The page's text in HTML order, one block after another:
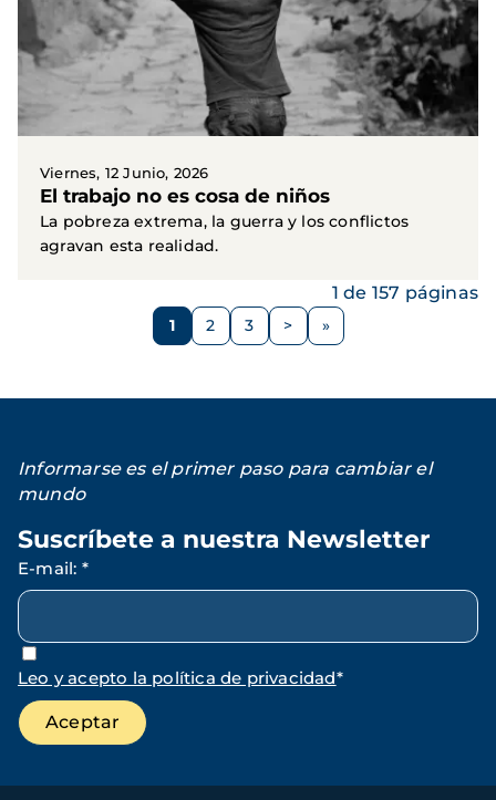
Viernes, 12 Junio, 2026
El trabajo no es cosa de niños
La pobreza extrema, la guerra y los conflictos
agravan esta realidad.
Página
1 Página
2 Página
3
Siguiente
>
1 de 157 páginas
Informarse es el primer paso para cambiar el
mundo
Suscríbete a nuestra Newsletter
E-mail: *
Leo y acepto la política de privacidad*